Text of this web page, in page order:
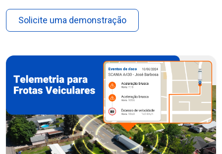
Solicite uma demonstração